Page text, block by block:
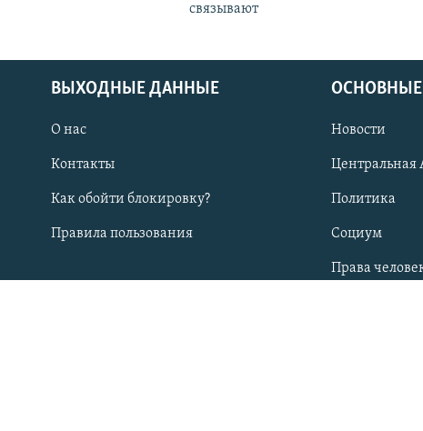
Все сайты РСЕ/РС
связывают
ВЫХОДНЫЕ ДАННЫЕ
О нас
Контакты
Как обойти блокировку?
Правила пользования
ОСНОВНЫЕ
Новости
Центральная
Политика
Социум
Права